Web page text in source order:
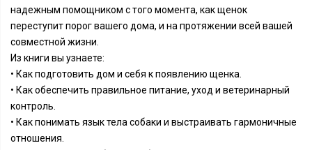
надежным помощником с того момента, как щенок
переступит порог вашего дома, и на протяжении всей вашей
совместной жизни.
Из книги вы узнаете:
• Как подготовить дом и себя к появлению щенка.
• Как обеспечить правильное питание, уход и ветеринарный
контроль.
• Как понимать язык тела собаки и выстраивать гармоничные
отношения.